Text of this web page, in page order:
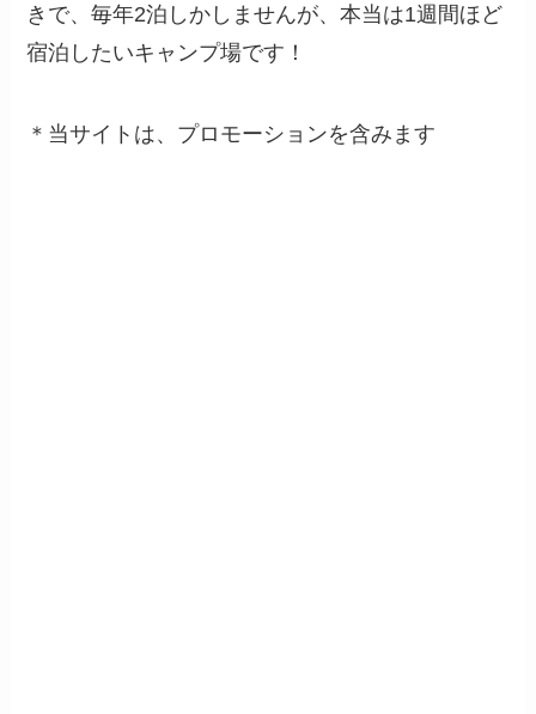
きで、毎年2泊しかしませんが、本当は1週間ほど
宿泊したいキャンプ場です！
＊当サイトは、プロモーションを含みます